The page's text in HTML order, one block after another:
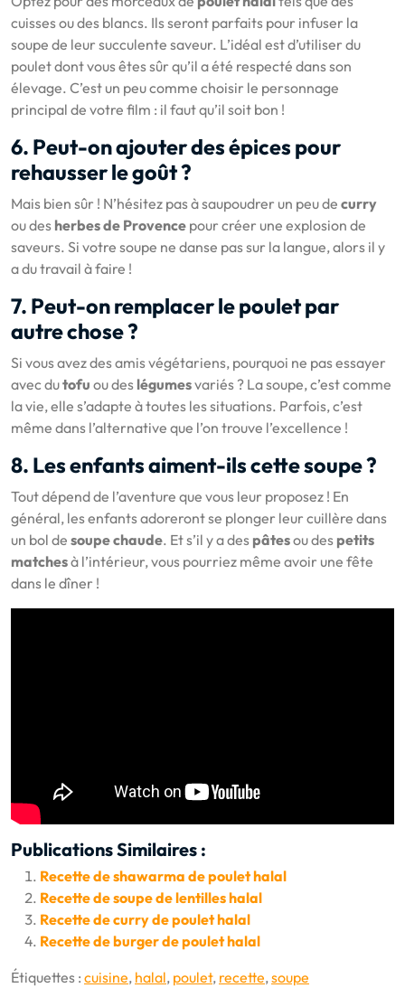
cuisses ou des blancs. Ils seront parfaits pour infuser la
soupe de leur succulente saveur. L’idéal est d’utiliser du
poulet dont vous êtes sûr qu’il a été respecté dans son
élevage. C’est un peu comme choisir le personnage
principal de votre film : il faut qu’il soit bon !
6. Peut-on ajouter des épices pour
rehausser le goût ?
Mais bien sûr ! N’hésitez pas à saupoudrer un peu de curry
ou des herbes de Provence pour créer une explosion de
saveurs. Si votre soupe ne danse pas sur la langue, alors il y
a du travail à faire !
7. Peut-on remplacer le poulet par
autre chose ?
Si vous avez des amis végétariens, pourquoi ne pas essayer
avec dutofu ou des légumesvariés ? La soupe, c’est comme
la vie, elle s’adapte à toutes les situations. Parfois, c’est
même dans l’alternative que l’on trouve l’excellence !
8. Les enfants aiment-ils cette soupe ?
Tout dépend de l’aventure que vous leur proposez ! En
général, les enfants adoreront se plonger leur cuillère dans
un bol de soupe chaude. Et s’il y a des pâtesou des petits
matchesà l’intérieur, vous pourriez même avoir une fête
dans le dîner !
Publications Similaires :
Recette de shawarma de poulet halal
Recette de soupe de lentilles halal
Recette de curry de poulet halal
Recette de burger de poulet halal
Étiquettes : cuisine, halal, poulet, recette, soupe